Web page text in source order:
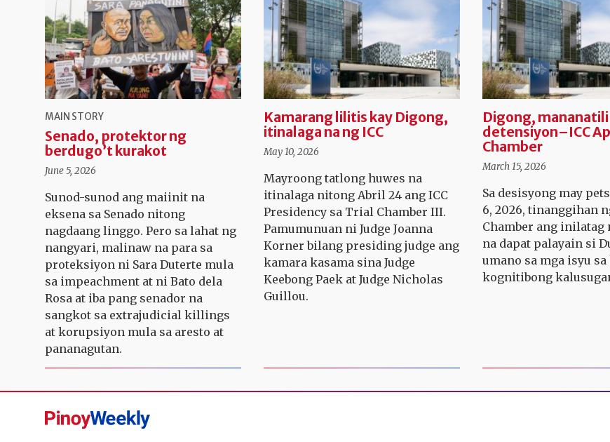
MAIN STORY
Senado, protektor ng
berdugo’t kurakot
June 5, 2026
Sunod-sunod ang maiinit na
eksena sa Senado nitong
nagdaang linggo. Pero sa lahat ng
nangyari, malinaw na para sa
proteksiyon ni Sara Duterte mula
sa impeachment at ni Bato dela
Rosa at iba pang senador na
sangkot sa extrajudicial killings
at korupsiyon mula sa aresto at
pananagutan.
Kamarang lilitis kay Digong,
itinalaga na ng ICC
May 10, 2026
Mayroong tatlong huwes na
itinalaga nitong Abril 24 ang ICC
Presidency sa Trial Chamber III.
Pamumunuan ni Judge Joanna
Korner bilang presiding judge ang
kamara kasama sina Judge
Keebong Paek at Judge Nicholas
Guillou.
Digong, mananatili
detensiyon–ICC
Chamber
March 15, 2026
Sa desisyong may
6, 2026, tinanggihan
Chamber ang inilatag
na dapat palayain si
umano sa mga isyu
kognitibong
Pinoy